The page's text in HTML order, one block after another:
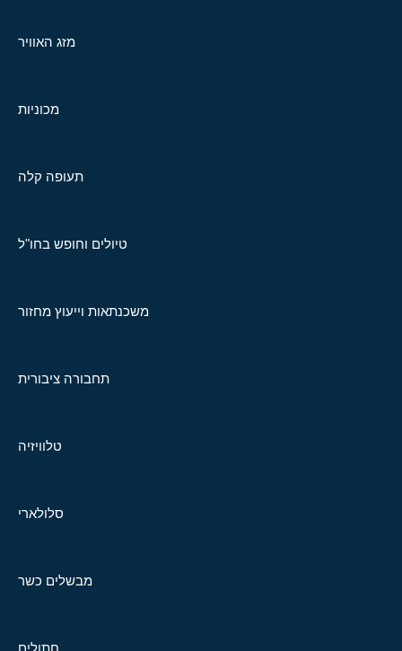
מזג האוויר
מכוניות
תעופה קלה
טיולים וחופש בחו"ל
משכנתאות וייעוץ מחזור
תחבורה ציבורית
טלוויזיה
סלולארי
מבשלים כשר
חתולים